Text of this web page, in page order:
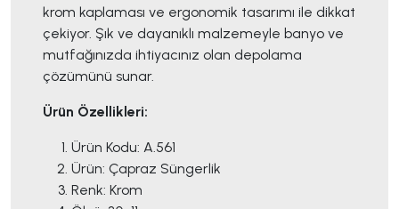
krom kaplaması ve ergonomik tasarımı ile dikkat
çekiyor. Şık ve dayanıklı malzemeyle banyo ve
mutfağınızda ihtiyacınız olan depolama
çözümünü sunar.
Ürün Özellikleri:
Ürün Kodu: A.561
Ürün: Çapraz Süngerlik
Renk: Krom